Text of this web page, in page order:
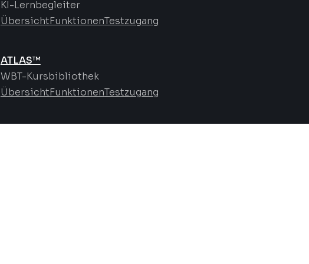
KI-Lernbegleiter
ÜbersichtFunktionenTestzugang
ATLAS™
WBT-Kursbibliothek
ÜbersichtFunktionenTestzugang